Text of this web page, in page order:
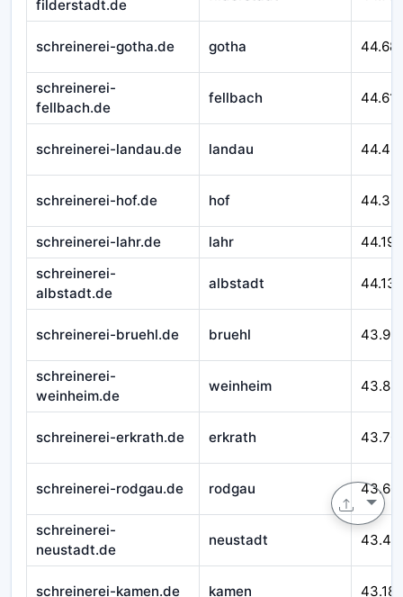
filderstadt.de
schreinerei-gotha.de gotha
schreinerei-
fellbach.de
fellbach 44.611
schreinerei-landau.de landau
schreinerei-hof.de hof
schreinerei-lahr.de lahr
44.195
schreinerei-
albstadt.de
albstadt 44.135
schreinerei-bruehl.de bruehl
schreinerei-
weinheim.de
weinheim
schreinerei-erkrath.de erkrath
schreinerei-rodgau.de rodgau
schreinerei-
neustadt.de
neustadt
schreinerei-kamen.de kamen 43.189